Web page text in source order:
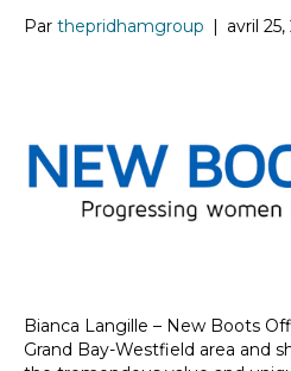
Par thepridhamgroup | avril 25,
Bianca Langille – New Boots
Grand Bay-Westfield area and